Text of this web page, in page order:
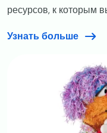
ресурсов, к которым
Узнать больше